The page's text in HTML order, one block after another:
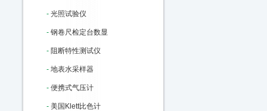
- 光照试验仪
- 钢卷尺检定台数显
- 阻断特性测试仪
- 地表水采样器
- 便携式气压计
- 美国Klett比色计